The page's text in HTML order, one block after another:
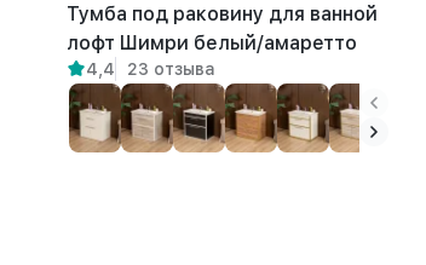
Тумба под раковину для ванной
лофт Шимри белый/амаретто
4,4 23 отзыва